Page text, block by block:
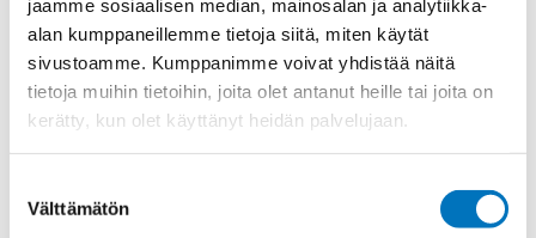
jaamme sosiaalisen median, mainosalan ja analytiikka-
alan kumppaneillemme tietoja siitä, miten käytät
sivustoamme. Kumppanimme voivat yhdistää näitä
tietoja muihin tietoihin, joita olet antanut heille tai joita on
kerätty, kun olet käyttänyt heidän palvelujaan.
valinta
Välttämätön
Valmistaja
ILME S.p.A
Koko
size "77.27"
Materiaali
Lukitus
4 tappia